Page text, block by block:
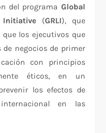
del programa Global
Initiative (GRLI), que
los ejecutivos que
de negocios de primer
con principios
éticos, en un
los efectos de
en las